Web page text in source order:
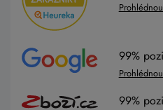
99%
99%